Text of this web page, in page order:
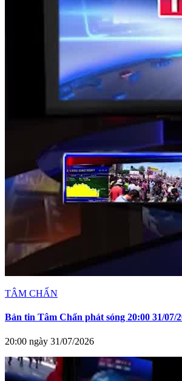
TÂM CHẤN
Bản tin Tâm Chấn phát sóng 20:00 31/07/
20:00 ngày 31/07/2026